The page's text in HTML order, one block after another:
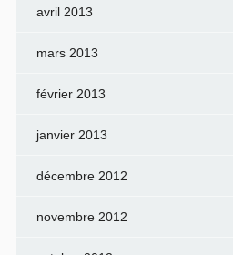
avril 2013
mars 2013
février 2013
janvier 2013
décembre 2012
novembre 2012